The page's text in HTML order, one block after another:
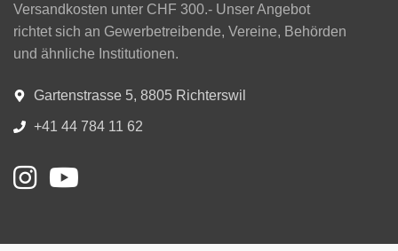
Versandkosten unter CHF 300.- Unser Angebot
richtet sich an Gewerbetreibende, Vereine, Behörden
und ähnliche Institutionen.
Gartenstrasse 5, 8805 Richterswil
+41 44 784 11 62